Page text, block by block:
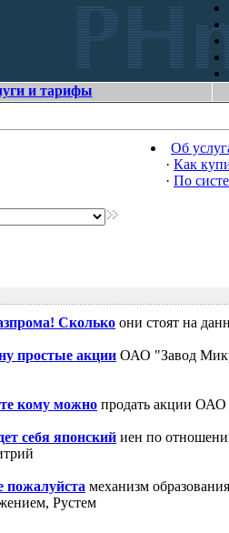
и тарифы
Об
· Как
· По
Сколько они стоят на
простые акции ОАО "Завод
кому можно продать акции ОАО
себя японский иен по
пожалуйста механизм
Рустем